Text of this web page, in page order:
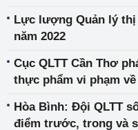
Lực lượng Quản lý
năm 2022
Cục QLTT Cần Thơ
thực phẩm vi phạm
Hòa Bình: Đội QLTT
điểm trước, trong và